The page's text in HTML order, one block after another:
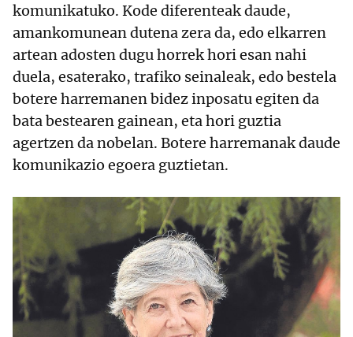
komunikatuko. Kode diferenteak daude,
amankomunean dutena zera da, edo elkarren
artean adosten dugu horrek hori esan nahi
duela, esaterako, trafiko seinaleak, edo bestela
botere harremanen bidez inposatu egiten da
bata bestearen gainean, eta hori guztia
agertzen da nobelan. Botere harremanak daude
komunikazio egoera guztietan.